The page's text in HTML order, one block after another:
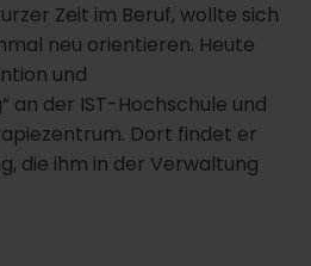
Zeit im Beruf, wollte sich
neu orientieren. Heute
und
an der IST-Hochschule und
Dort findet er
die ihm in der Verwaltung